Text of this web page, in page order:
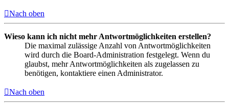
Nach oben
Wieso kann ich nicht mehr Antwortmöglichkeiten erstellen?
Die maximal zulässige Anzahl von Antwortmöglichkeiten
wird durch die Board-Administration festgelegt. Wenn du
glaubst, mehr Antwortmöglichkeiten als zugelassen zu
benötigen, kontaktiere einen Administrator.
Nach oben